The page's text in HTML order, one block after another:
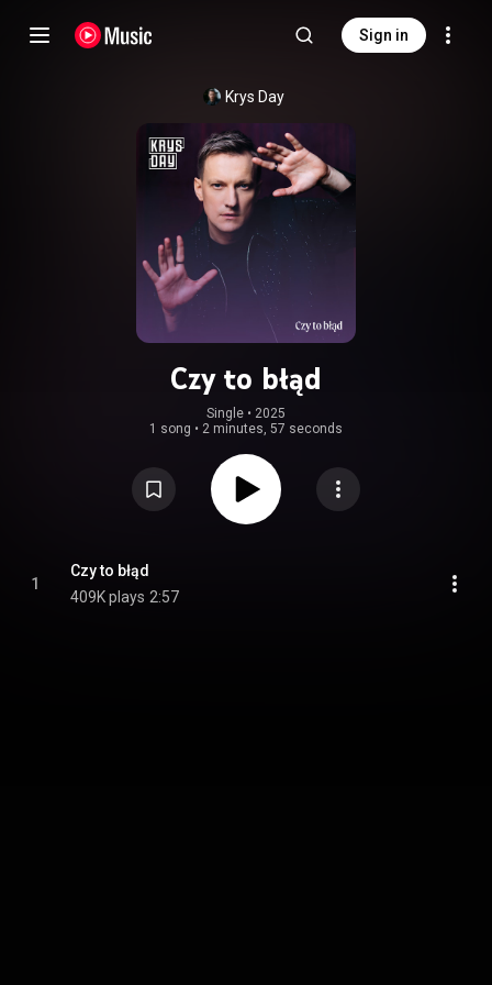
Sign in
Krys Day
Czy to błąd
Single • 2025
1 song • 2 minutes, 57 seconds
1
Czy to błąd
409K plays 2:57